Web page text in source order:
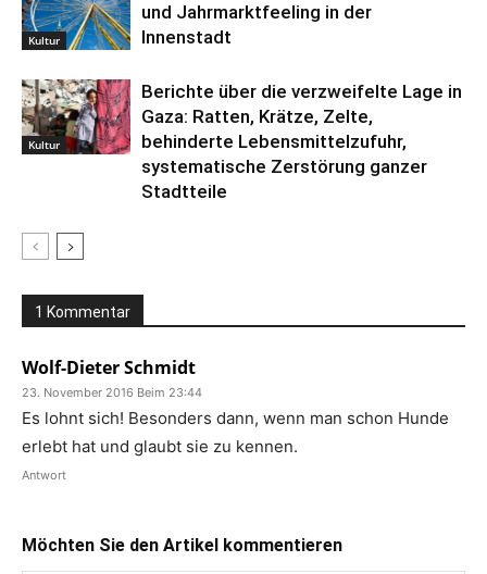
Kultur
und Jahrmarktfeeling in der
Innenstadt
Kultur
Berichte über die verzweifelte Lage in
Gaza: Ratten, Krätze, Zelte,
behinderte Lebensmittelzufuhr,
systematische Zerstörung ganzer
Stadtteile
1 Kommentar
Wolf-Dieter Schmidt
23. November 2016 Beim 23:44
Es lohnt sich! Besonders dann, wenn man schon Hunde
erlebt hat und glaubt sie zu kennen.
Antwort
Möchten Sie den Artikel kommentieren